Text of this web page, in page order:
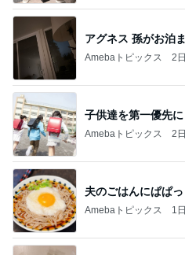
アグネス 孫がお泊
Amebaトピックス 2
子供達を第一優先
Amebaトピックス 2
夫のごはんにぱぱ
Amebaトピックス 1